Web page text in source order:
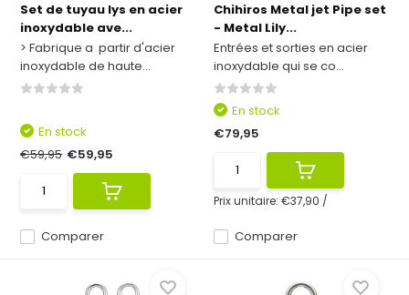
Set de tuyau lys en acier
inoxydable ave...
> Fabrique a partir d'acier
inoxydable de haute...
Comparer
En stock
€59,95 €59,95
Chihiros Metal jet Pipe set
- Metal Lily...
Entrées et sorties en acier
inoxydable qui se co...
Comparer
En stock
€79,95
Prix unitaire: €37,90 /